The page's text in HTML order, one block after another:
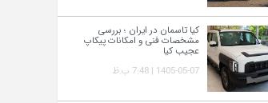
کیا تاسمان در ایران ؛ بررسی
مشخصات فنی و امکانات پیکاپ
عجیب کیا
1405-05-07 | 7:48 ب.ظ